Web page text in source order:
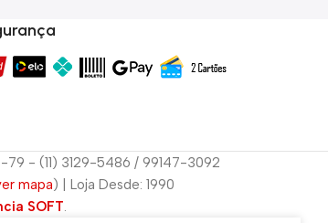
- (11) 3129-5486 / 99147-3092
mapa) | Loja Desde: 1990
SOFT.